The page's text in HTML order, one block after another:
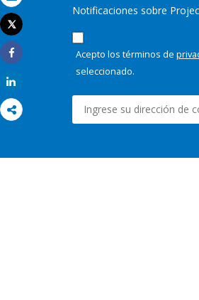
Correo electrónico
Imprimir
Tweet
Share
Notificaciones sobre
Acepto los términos de
seleccionado.